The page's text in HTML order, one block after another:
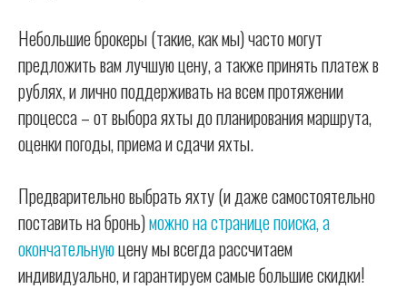
Небольшие брокеры (такие, как мы) часто могут
предложить вам лучшую цену, а также принять платеж в
рублях, и лично поддерживать на всем протяжении
процесса – от выбора яхты до планирования маршрута,
оценки погоды, приема и сдачи яхты.
Предварительно выбрать яхту (и даже самостоятельно
поставить на бронь)можно на странице поиска, а
окончательнуюцену мы всегда рассчитаем
индивидуально, и гарантируем самые большие скидки!